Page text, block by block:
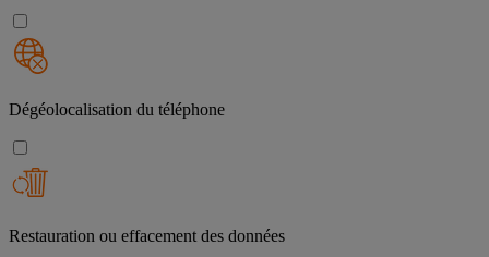
Dégéolocalisation du téléphone
Restauration ou effacement des données